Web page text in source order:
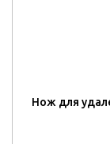
Нож для